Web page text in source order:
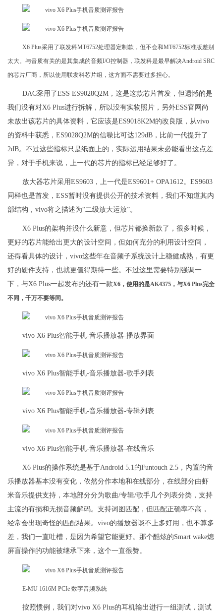
X6 Plus采用了联发科MT6752处理器定制款，但不会和MT6752标准版差别
太大。与音质有关的是其集成的音频I/O控制器，联发科是最早解决Android SRC
的芯片厂商，所以使用联发科芯片组，这方面不需要过多担心。
DAC采用了ESS ES9028Q2M，这是这款芯片首发，但遗憾的是
我们没有对X6 Plus进行拆解，所以没有实物照片，另外ESS官网尚
未放出该芯片的具体资料，它应该是ES9018K2M的改良版，从vivo
的资料中获悉，ES9028Q2M的信噪比可达129dB，比前一代提升了
2dB。不过这些指标只是纸面上的，实际运用结果未必能看出这点差
异，对于手机来说，上一代的芯片的指标已经足够好了。
放大器芯片采用ES9603，上一代是ES9601+ OPA1612。ES9603
同样也是首发，ESS暂时没有提供公开的技术资料，我们不知道其内
部结构，vivo将之描述为“二级放大运放”。
X6 Plus的架构并没什么新意，但芯片都换新款了，很多时候，
更好的芯片能给出更大的设计空间，但如何充分的利用设计空间，
还得看具体的设计，vivo这些年在音频子系统设计上稳健成熟，有更
好的硬件支持，也就更值得期待一些。不过这里需要特别强调一
下，与X6 Plus一起发布的还有一款X6，使用的是AK4375，与X6 Plus完全
不同，千万不要等同。
vivo X6 Plus智能手机-音乐播放器-播放界面
vivo X6 Plus智能手机-音乐播放器-歌手列表
vivo X6 Plus智能手机-音乐播放器-专辑列表
vivo X6 Plus智能手机-音乐播放器-在线音乐
X6 Plus的操作系统是基于Android 5.1的Funtouch 2.5，内置的音
乐播放器基本没有变化，依然分作本地和在线部分，在线部分由虾
米音乐提供支持，本地部分分为歌曲/专辑/歌手几个列表分类，支持
主流的有损和无损音频解码。支持词图匹配，但匹配正确率不高，
经常会出现奇怪的匹配结果。vivo的播放器谈不上多好用，也不算多
差，我们一直吐槽，是因为希望它能更好。那个酷炫的Smart wake熄
屏盲操作的功能被继承下来，这个一直很赞。
E-MU 1616M PCIe 数字音频系统
按照惯例，我们对vivo X6 Plus的耳机输出进行一组测试，测试